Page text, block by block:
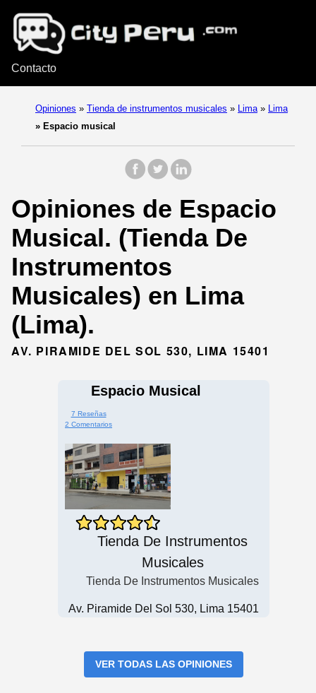
Contacto
Opiniones » Tienda de instrumentos musicales » Lima »
Lima
» Espacio musical
Opiniones de Espacio
Musical. (Tienda De
Instrumentos
Musicales) en Lima
(Lima).
AV. PIRAMIDE DEL SOL 530, LIMA 15401
Espacio Musical
7 Reseñas
2 Comentarios
Tienda De Instrumentos
Musicales
Tienda De Instrumentos Musicales
Av. Piramide Del Sol 530, Lima 15401
VER TODAS LAS OPINIONES